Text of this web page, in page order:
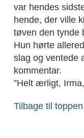
var hendes
hende, der ville
tøven den tynde
Hun hørte
slag og ventede
kommentar.
”Helt ærligt,
Tilbage til toppen